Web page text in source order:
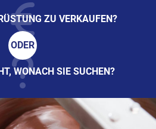
ZU VERKAUFEN?
ODER
WONACH SIE SUCHEN?